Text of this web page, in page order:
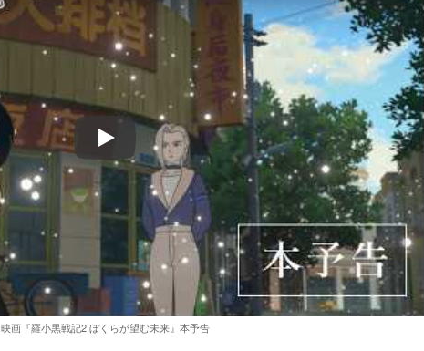
映画『羅小黒戦記2 ぼくらが望む未来』本予告